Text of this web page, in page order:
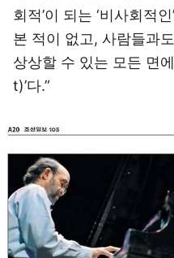
회적’이 되는 ‘비사회적
본 적이 없고, 사람들과
상상할 수 있는 모든 면
t)’다.”